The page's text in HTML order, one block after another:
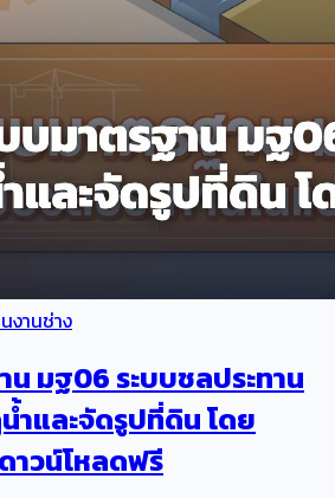
งานช่าง
มฐ06 ระบบชลประทาน
ำและจัดรูปที่ดิน โดย
าวน์โหลดฟรี